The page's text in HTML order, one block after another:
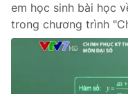
em học sinh bài học
trong chương trình